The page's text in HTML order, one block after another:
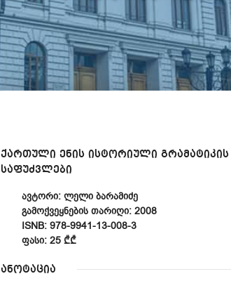
ქართული ენის ისტორიული გრამატიკის
საფუძვლები
ᲐᲕᲢᲝᲠᲘ: ᲚᲔᲚᲘ ᲑᲐᲠᲐᲛᲘᲫᲔ
ᲒᲐᲛᲝᲥᲕᲔᲧᲜᲔᲑᲘᲡ ᲗᲐᲠᲘᲦᲘ: 2008
ISNB: 978-9941-13-008-3
ᲤᲐᲡᲘ: 25 ₾₾
ანოტაცია